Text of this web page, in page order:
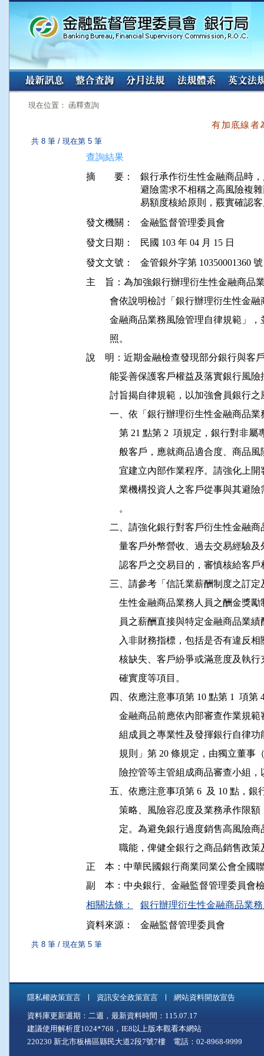
:::
現在位置： 函釋查詢
有加底線者
共 8 筆 / 現在第 5 筆
查詢結果
摘 要：
銀行承作衍生性金融商品時
避險需求不相稱之高風險複
發文機關：
金融監督管理委員會
發文日期：
民國 103 年 04 月 15 日
發文文號：
金管銀外字第 10350001360
主    旨：為加強銀行辦理衍生性金融商品
會依說明檢討「銀行辦理衍生性
金融商品業務風險管理自律規範」
          照。
說    明：近期金融檢查發現部分銀行與客
能妥善保護客戶權益及落實銀行
討旨揭自律規範，以加強會員銀行
一、依「銀行辦理衍生性金融商
第 21 點第 2  項規定，銀行對
般客戶，應就商品適合度、商
宜建立內部作業程序。請強化
業機構投資人之客戶從事與其
              。
二、請強化銀行對客戶衍生性金
量客戶外幣營收、過去交易經
認客戶之交易目的，審慎核給客
三、請參考「信託業薪酬制度之
生性金融商品業務人員之酬金
員之薪酬直接與特定金融商品
入非財務指標，包括是否有違
核缺失、客戶紛爭或滿意度
              確實度等項目。
四、依應注意事項第 10 點第 1
金融商品前應依內部審查作業
組成員之專業性及發揮銀行自
規則」第 20 條規定，由獨立
險控管等主管組成商品審查小
五、依應注意事項第 6  及 10 點
策略、風險容忍度及業務承作
定。為避免銀行過度銷售高風
職能，俾健全銀行之商品銷售
正    本：中華民國銀行商業同業公會全國
相關法條：
銀行辦理衍生性金融商品業
資料來源：
金融監督管理委員會
共 8 筆 / 現在第 5 筆
隱私權政策宣言 資訊安全政策宣言 網站資料開放宣告
資料庫更新週期：二週，最新資料時間：115.07.17
建議使用解析度1024*768，IE8以上版本觀看本網站
220230 新北市板橋區縣民大道2段7號7樓 電話：02-8968-9999